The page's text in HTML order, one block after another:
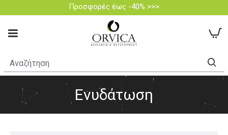
Προσφορές έως -40% >>>
Ενυδάτωση